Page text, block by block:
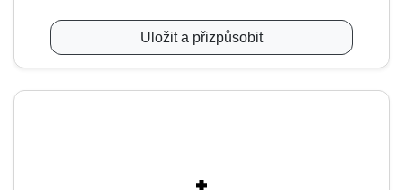
Uložit a přizpůsobit